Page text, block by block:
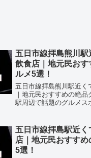
五日市線拝島熊川
飲食店｜地元民おす
ルメ5選！
五日市線拝島熊川駅近く
｜地元民おすすめの絶品
駅周辺で話題のグルメス
も個性豊かな飲食店が点
アです。SNSやリア...
五日市線拝島駅近
店｜地元民おすすめ
5選！